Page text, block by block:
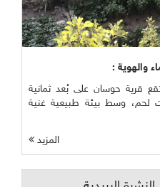
والهوية :
قرية حوسان على بُعد ثمانية
لحم، وسط بيئة طبيعية غنية
المزيد